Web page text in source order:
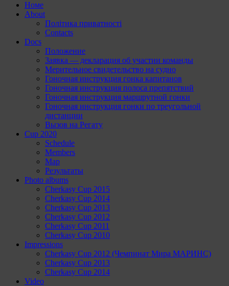
Номе
About
Політика приватності
Contacts
Docs
Положение
Заявка — декларация об участии команды
Мерительное свидетельство на судно
Гоночная инструкция гонка капитанов
Гоночная инструкция полоса препятствий
Гоночная инструкция маршрутной гонки
Гоночная инструкция гонки по треугольной
дистанции
Вызов на Регату
Cup 2020
Schedule
Members
Map
Результаты
Photo albums
Cherkasy Cup 2015
Cherkasy Cup 2014
Cherkasy Cup 2013
Cherkasy Cup 2012
Cherkasy Cup 2011
Cherkasy Cup 2010
Impressions
Cherkasy Cup 2012 (Чемпинат Мира МАРИНС)
Cherkasy Cup 2013
Cherkasy Cup 2014
Video